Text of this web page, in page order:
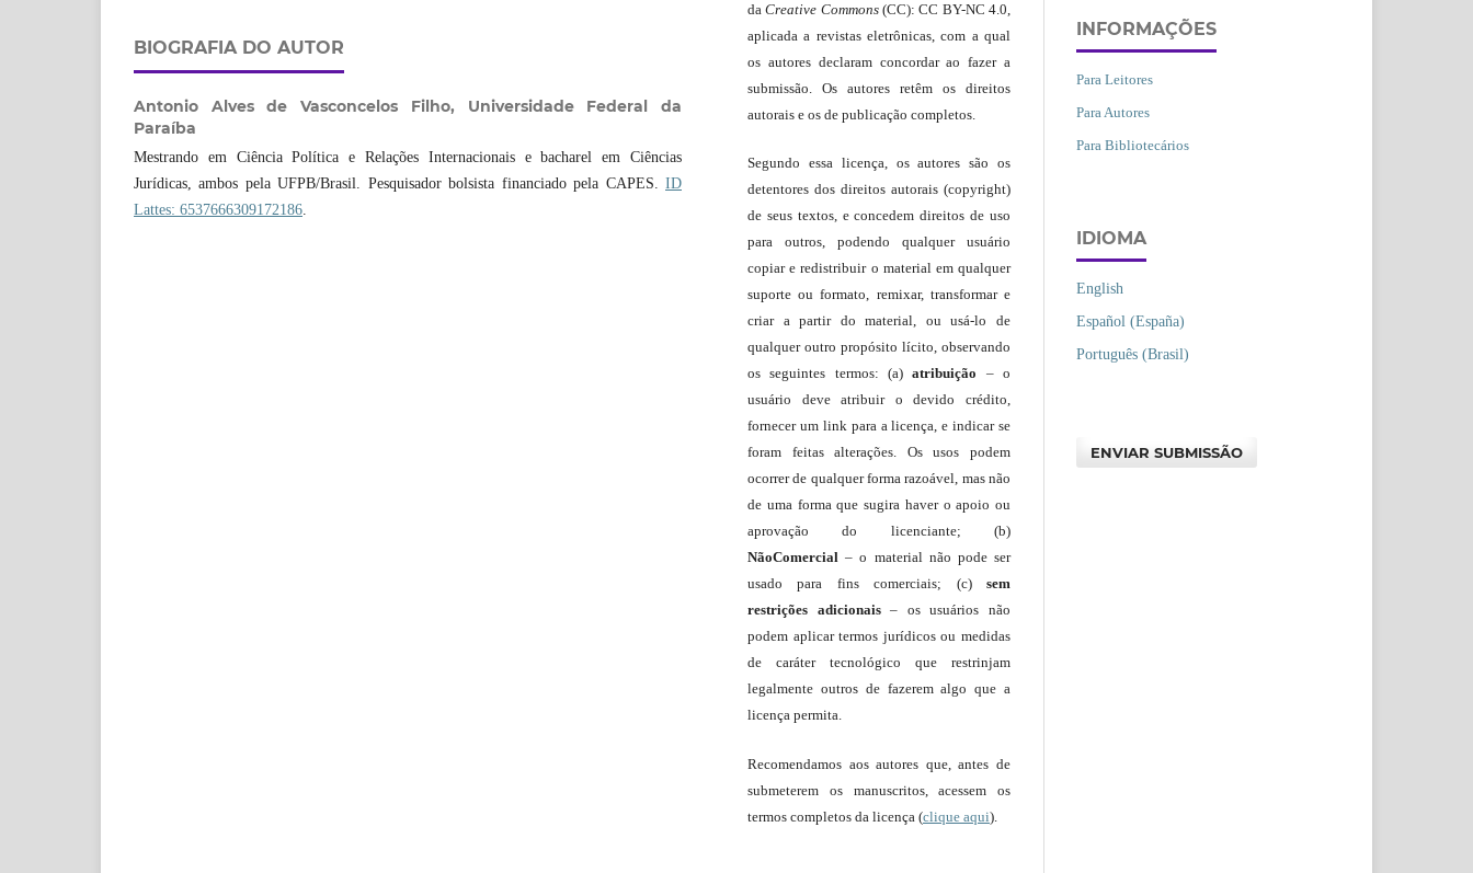
BIOGRAFIA DO AUTOR
Antonio Alves de Vasconcelos Filho, Universidade Federal da
Paraíba
Mestrando em Ciência Política e Relações Internacionais e bacharel em Ciências
Jurídicas, ambos pela UFPB/Brasil. Pesquisador bolsista financiado pela CAPES. ID
Lattes: 6537666309172186.
daCreative Commons(CC): CC BY-NC 4.0,
aplicada a revistas eletrônicas, com a qual
os autores declaram concordar ao fazer a
submissão. Os autores retêm os direitos
autorais e os de publicação completos.
Segundo essa licença, os autores são os
detentores dos direitos autorais (copyright)
de seus textos, e concedem direitos de uso
para outros, podendo qualquer usuário
copiar e redistribuir o material em qualquer
suporte ou formato, remixar, transformar e
criar a partir do material, ou usá-lo de
qualquer outro propósito lícito, observando
os seguintes termos: (a)atribuição – o
usuário deve atribuir o devido crédito,
fornecer um link para a licença, e indicar se
foram feitas alterações. Os usos podem
ocorrer de qualquer forma razoável, mas não
de uma forma que sugira haver o apoio ou
aprovação do licenciante; (b)
NãoComercial – o material não pode ser
usado para fins comerciais; (c) sem
restrições adicionais– os usuários não
podem aplicar termos jurídicos ou medidas
de caráter tecnológico que restrinjam
legalmente outros de fazerem algo que a
licença permita.
Recomendamos aos autores que, antes de
submeterem os manuscritos, acessem os
termos completos da licença (clique aqui).
INFORMAÇÕES
Para Leitores
Para Autores
Para Bibliotecários
IDIOMA
English
Español (España)
Português (Brasil)
ENVIAR SUBMISSÃO